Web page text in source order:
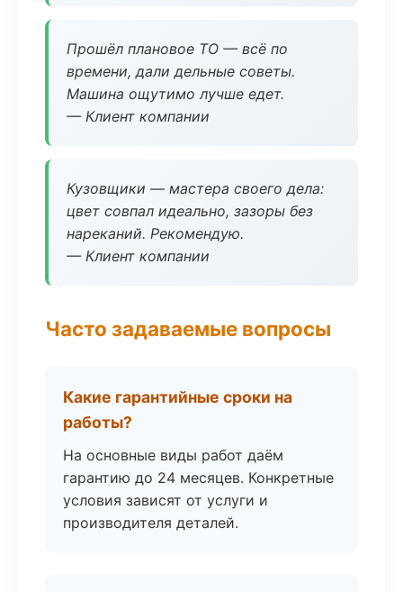
Прошёл плановое ТО — всё по
времени, дали дельные советы.
Машина ощутимо лучше едет.
— Клиент компании
Кузовщики — мастера своего дела:
цвет совпал идеально, зазоры без
нареканий. Рекомендую.
— Клиент компании
Часто задаваемые вопросы
Какие гарантийные сроки на
работы?
На основные виды работ даём
гарантию до 24 месяцев. Конкретные
условия зависят от услуги и
производителя деталей.